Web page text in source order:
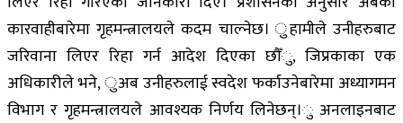
कारवाहीबारेमा गृहमन्त्रालयले कदम चाल्नेछ। ुहामीले उनीहरुबाट
जरिवाना लिएर रिहा गर्न आदेश दिएका छौँु, जिप्रकाका एक
अधिकारीले भने, ुअब उनीहरुलाई स्वदेश फर्काउनेबारेमा अध्यागमन
विभाग र गृहमन्त्रालयले आवश्यक निर्णय लिनेछन्।ु अनलाइनबाट